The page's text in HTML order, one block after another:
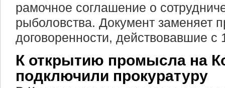
рамочное соглашение о
рыболовства. Документ заменяет
договоренности, действовавшие с
К открытию промысла на
подключили прокуратуру